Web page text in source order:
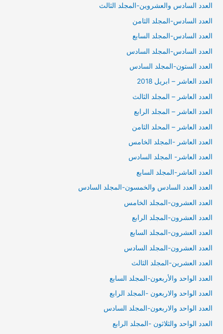
العدد السادس والعشروين-المجلد الثالث
العدد السادس-المجلد الثامن
العدد السادس-المجلد السابع
العدد السادس-المجلد السادس
العدد الستون-المجلد السادس
العدد العاشر – ابريل 2018
العدد العاشر – المجلد الثالث
العدد العاشر – المجلد الرابع
العدد العاشر – المحلد الثامن
العدد العاشر -المجلد الخامس
العدد العاشر- المجلد السادس
العدد العاشر-المجلد السابع
العدد العدد السادس والخمسون-المجلد السادس
العدد العشرون-المجلد الخامس
العدد العشرون-المجلد الرابع
العدد العشرون-المجلد السابع
العدد العشرون-المجلد السادس
العدد العشرين-المجلد الثالث
العدد الواحد والأربعون-المجلد السابع
العدد الواحد والاربعون -المجلد الرابع
العدد الواحد والاربعون-المجلد السادس
العدد الواحد والثلاثون -المجلد الرابع